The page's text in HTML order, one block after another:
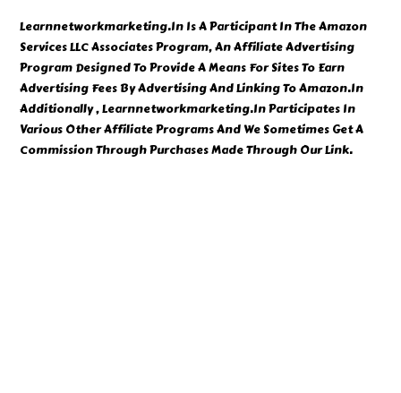
Learnnetworkmarketing.In Is A Participant In The Amazon
Services LLC Associates Program, An Affiliate Advertising
Program Designed To Provide A Means For Sites To Earn
Advertising Fees By Advertising And Linking To Amazon.In
Additionally , Learnnetworkmarketing.In Participates In
Various Other Affiliate Programs And We Sometimes Get A
Commission Through Purchases Made Through Our Link.